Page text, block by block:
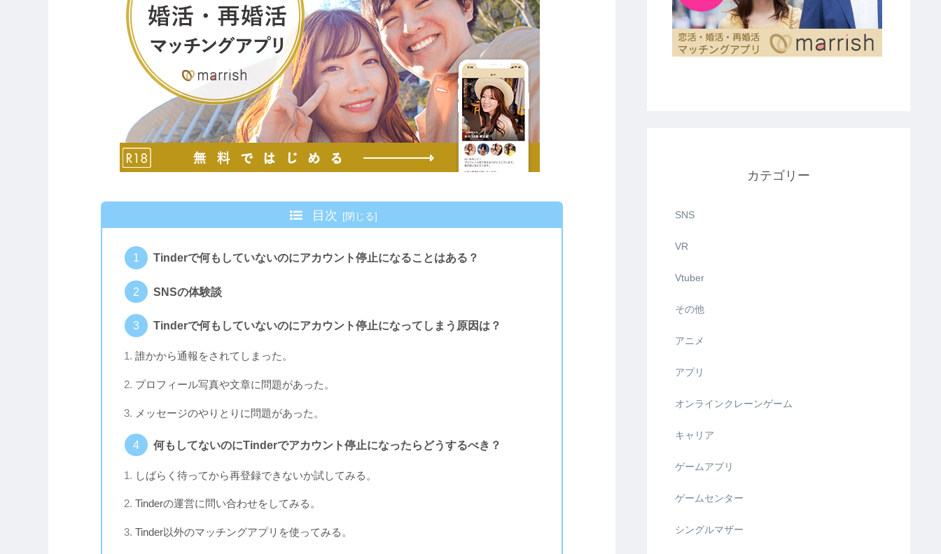
目次
Tinderで何もしていないのにアカウント停止になることはある？
SNSの体験談
Tinderで何もしていないのにアカウント停止になってしまう原因は？
誰かから通報をされてしまった。
プロフィール写真や文章に問題があった。
メッセージのやりとりに問題があった。
何もしてないのにTinderでアカウント停止になったらどうするべき？
しばらく待ってから再登録できないか試してみる。
Tinderの運営に問い合わせをしてみる。
Tinder以外のマッチングアプリを使ってみる。
カテゴリー
SNS
VR
Vtuber
その他
アニメ
アプリ
オンラインクレーンゲーム
キャリア
ゲームアプリ
ゲームセンター
シングルマザー